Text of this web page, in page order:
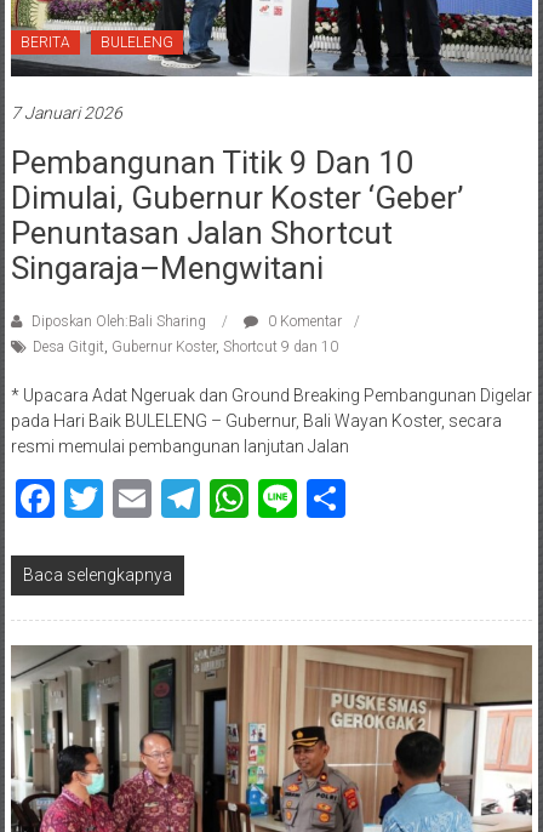
BERITA BULELENG
7 Januari 2026
Pembangunan Titik 9 Dan 10
Dimulai, Gubernur Koster ‘Geber’
Penuntasan Jalan Shortcut
Singaraja–Mengwitani
Diposkan Oleh:Bali Sharing
0 Komentar
Desa Gitgit, Gubernur Koster, Shortcut 9 dan 10
* Upacara Adat Ngeruak dan Ground Breaking Pembangunan Digelar
pada Hari Baik BULELENG – Gubernur, Bali Wayan Koster, secara
resmi memulai pembangunan lanjutan Jalan
Facebook
Twitter
EmailTelegram
WhatsApp
LineShare
Baca selengkapnya